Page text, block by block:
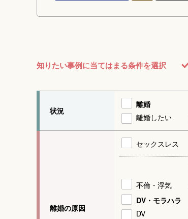
知りたい事例に当てはまる条件を選択
状況
離婚
離婚したい
離婚の原因
セックスレス
不倫・浮気
DV・モラハラ
DV